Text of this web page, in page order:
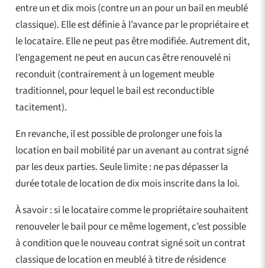
entre un et dix mois (contre un an pour un bail en meublé
classique). Elle est définie à l’avance par le propriétaire et
le locataire. Elle ne peut pas être modifiée. Autrement dit,
l’engagement ne peut en aucun cas être renouvelé ni
reconduit (contrairement à un logement meuble
traditionnel, pour lequel le bail est reconductible
tacitement).
En revanche, il est possible de prolonger une fois la
location en bail mobilité par un avenant au contrat signé
par les deux parties. Seule limite : ne pas dépasser la
durée totale de location de dix mois inscrite dans la loi.
À savoir : si le locataire comme le propriétaire souhaitent
renouveler le bail pour ce même logement, c’est possible
à condition que le nouveau contrat signé soit un contrat
classique de location en meublé à titre de résidence